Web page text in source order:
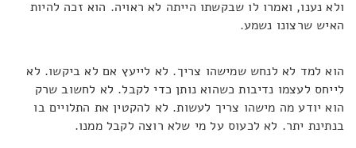
ולא נענו, ואמרו לו שבקשתו הייתה לא ראויה. הוא זכה להיות
האיש שרצונו נשמע.
הוא למד לא לנחש שמישהו צריך. לא לייעץ אם לא ביקשו. לא
לייחס לעצמו נדיבות כשהוא נותן כדי לקבל. לא לחשוב שרק
הוא יודע מה מישהו צריך לעשות. לא להקטין את התלויים בו
בנתינת יתר. לא לכעוס על מי שלא רוצה לקבל ממנו.